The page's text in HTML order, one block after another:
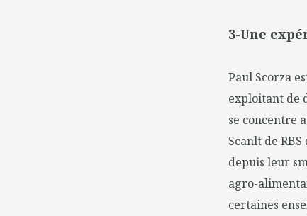
3-Une
Paul Scorza
exploitant de
se concentre
Scanlt de
depuis leur
agro-
certaines